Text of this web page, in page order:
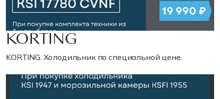
KORTING
KORTING. Холодильник по специальной цене.